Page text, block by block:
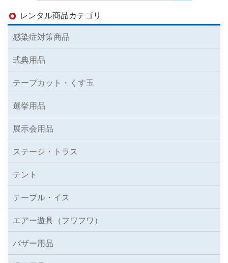
レンタル商品カテゴリ
感染症対策商品
式典用品
テープカット・くす玉
選挙用品
展示会用品
ステージ・トラス
テント
テーブル・イス
エアー遊具（フワフワ）
バザー用品